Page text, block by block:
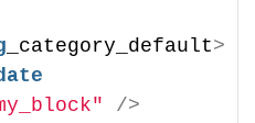
_category_default>
/>